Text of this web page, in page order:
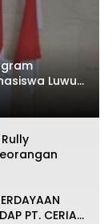
Luwu
Nyata bagi
PT. CERIA